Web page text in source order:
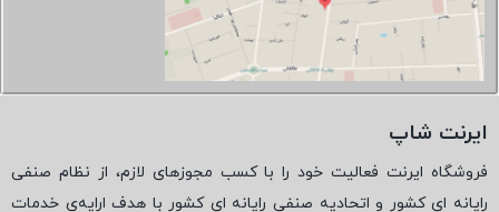
ایرنت شاپ
فروشگاه ایرنت فعالیت خود را با کسب مجوزهای لازم، از نظام صنفی
رایانه ای کشور و اتحادیه صنفی رایانه ای کشور با هدف ارایه‌ی خدمات